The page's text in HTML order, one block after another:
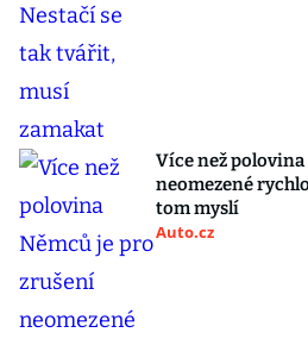
Více než
neomezené
tom myslí
Auto.cz